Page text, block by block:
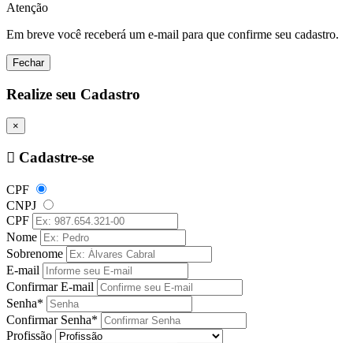
Atenção
Em breve você receberá um e-mail para que confirme seu cadastro.
Fechar
Realize seu Cadastro
×
Cadastre-se
CPF
CNPJ
CPF
Nome
Sobrenome
E-mail
Confirmar E-mail
Senha*
Confirmar Senha*
Profissão